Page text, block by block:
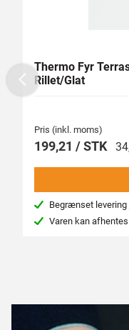
Thermo Fyr
Rillet/Glat
Pris (inkl. moms)
199,21 / STK
Begrænset levering
Varen kan
Previous